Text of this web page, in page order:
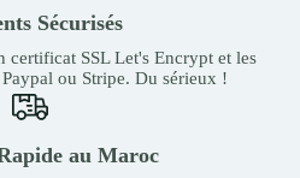
Sécurisés
certificat SSL Let's Encrypt et les
ou Stripe. Du sérieux !
au Maroc